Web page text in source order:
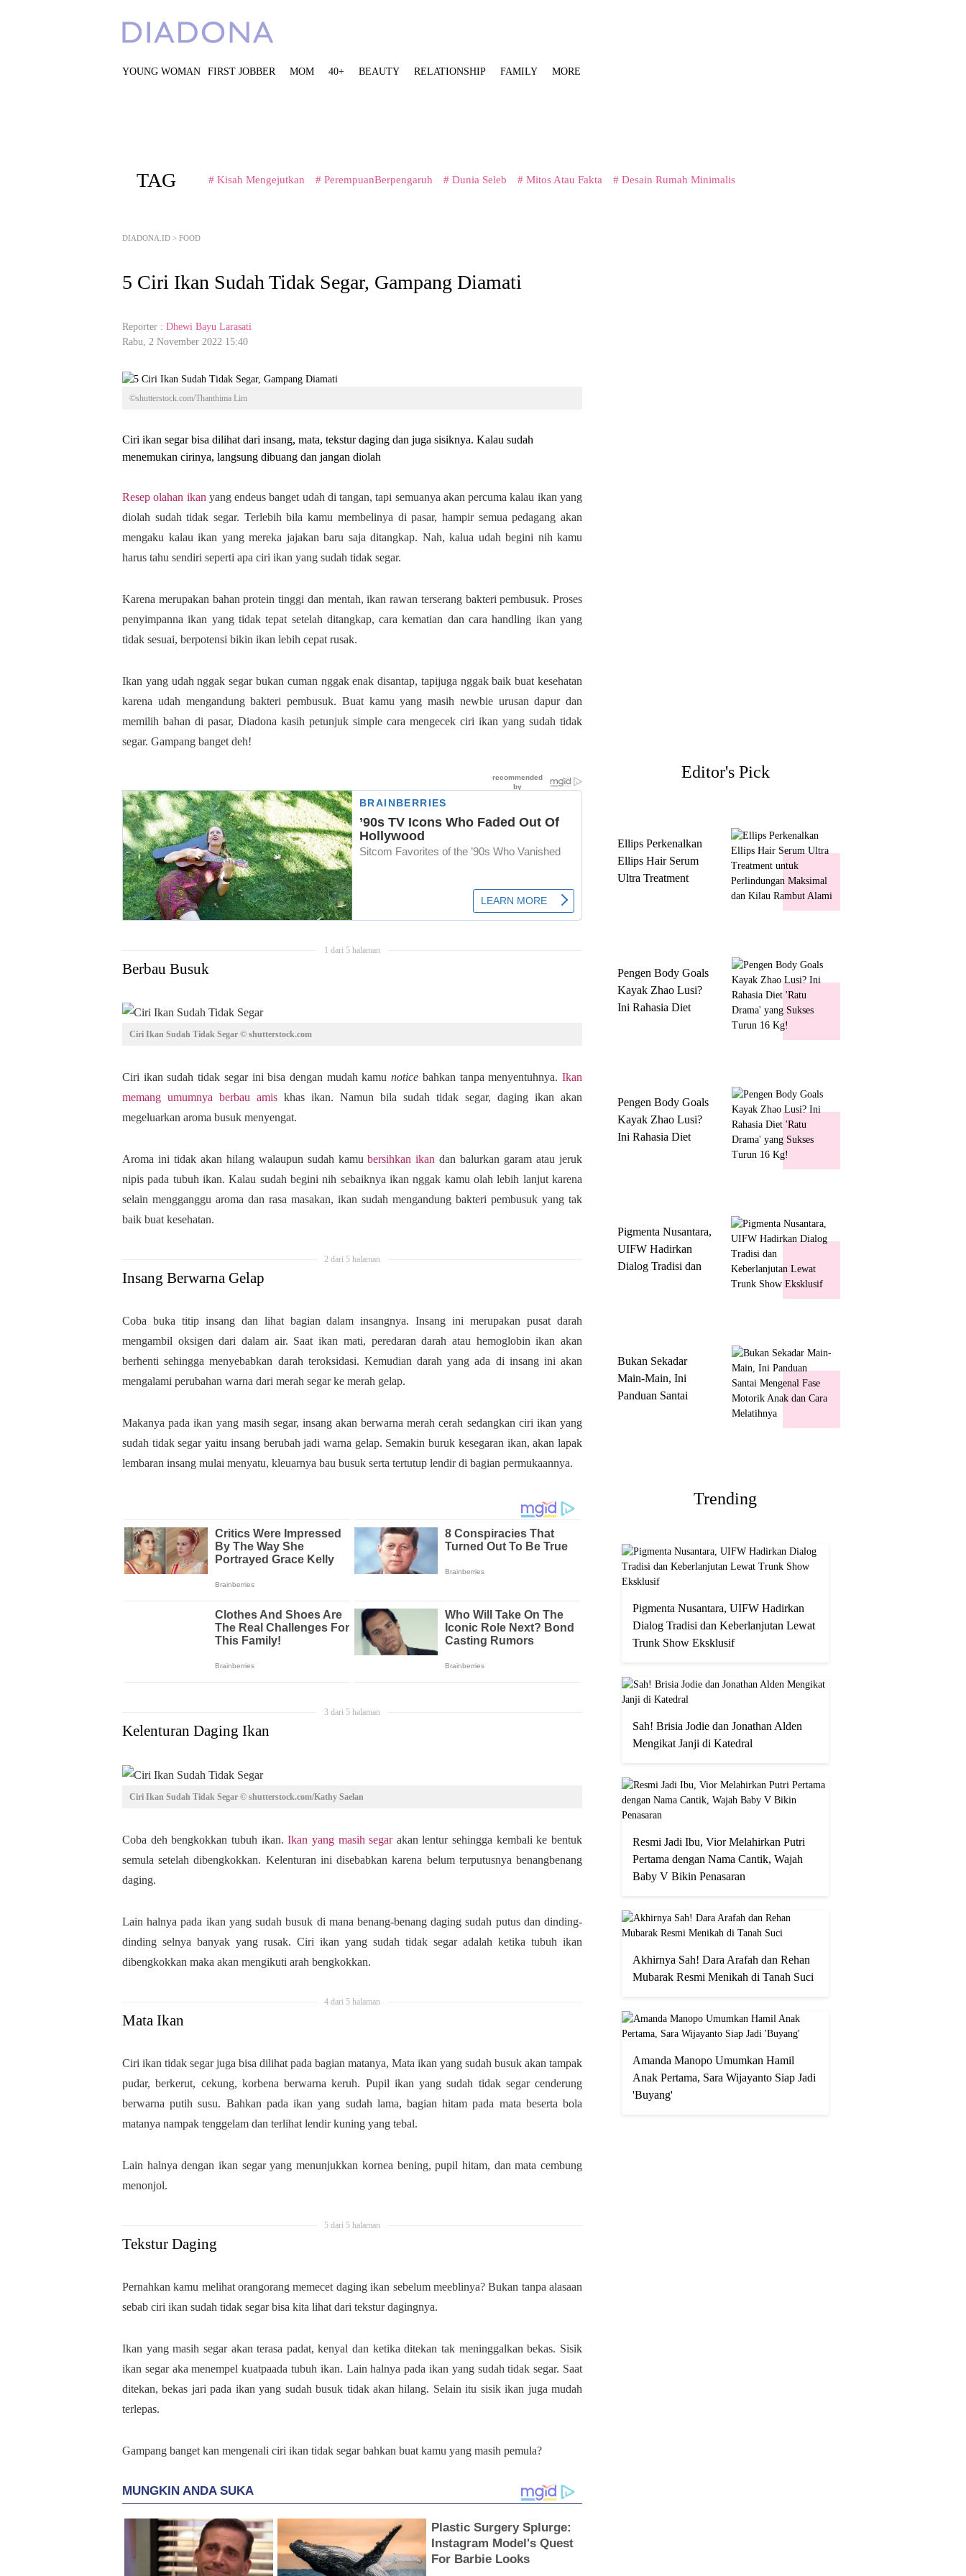
YOUNG WOMAN FIRST JOBBER MOM 40+ BEAUTY RELATIONSHIP FAMILY MORE
TAG # Kisah Mengejutkan # PerempuanBerpengaruh # Dunia Seleb # Mitos Atau Fakta # Desain Rumah Minimalis
DIADONA.ID > FOOD
5 Ciri Ikan Sudah Tidak Segar, Gampang Diamati
Reporter : Dhewi Bayu Larasati
Rabu, 2 November 2022 15:40
©shutterstock.com/Thanthima Lim
Ciri ikan segar bisa dilihat dari insang, mata, tekstur daging dan juga sisiknya. Kalau sudah
menemukan cirinya, langsung dibuang dan jangan diolah
Resep olahan ikan yang endeus banget udah di tangan, tapi semuanya akan percuma kalau ikan yang
diolah sudah tidak segar. Terlebih bila kamu membelinya di pasar, hampir semua pedagang akan
mengaku kalau ikan yang mereka jajakan baru saja ditangkap. Nah, kalua udah begini nih kamu
harus tahu sendiri seperti apa ciri ikan yang sudah tidak segar.
Karena merupakan bahan protein tinggi dan mentah, ikan rawan terserang bakteri pembusuk. Proses
penyimpanna ikan yang tidak tepat setelah ditangkap, cara kematian dan cara handling ikan yang
tidak sesuai, berpotensi bikin ikan lebih cepat rusak.
Ikan yang udah nggak segar bukan cuman nggak enak disantap, tapijuga nggak baik buat kesehatan
karena udah mengandung bakteri pembusuk. Buat kamu yang masih newbie urusan dapur dan
memilih bahan di pasar, Diadona kasih petunjuk simple cara mengecek ciri ikan yang sudah tidak
segar. Gampang banget deh!
1 dari 5 halaman
Berbau Busuk
Ciri Ikan Sudah Tidak Segar © shutterstock.com
Ciri ikan sudah tidak segar ini bisa dengan mudah kamunotice bahkan tanpa menyentuhnya.Ikan
memang umumnya berbau amis khas ikan. Namun bila sudah tidak segar, daging ikan akan
megeluarkan aroma busuk menyengat.
Aroma ini tidak akan hilang walaupun sudah kamubersihkan ikan dan balurkan garam atau jeruk
nipis pada tubuh ikan. Kalau sudah begini nih sebaiknya ikan nggak kamu olah lebih lanjut karena
selain mengganggu aroma dan rasa masakan, ikan sudah mengandung bakteri pembusuk yang tak
baik buat kesehatan.
2 dari 5 halaman
Insang Berwarna Gelap
Coba buka titip insang dan lihat bagian dalam insangnya. Insang ini merupakan pusat darah
mengambil oksigen dari dalam air. Saat ikan mati, peredaran darah atau hemoglobin ikan akan
berhenti sehingga menyebabkan darah teroksidasi. Kemudian darah yang ada di insang ini akan
mengalami perubahan warna dari merah segar ke merah gelap.
Makanya pada ikan yang masih segar, insang akan berwarna merah cerah sedangkan ciri ikan yang
sudah tidak segar yaitu insang berubah jadi warna gelap. Semakin buruk kesegaran ikan, akan lapak
lembaran insang mulai menyatu, kleuarnya bau busuk serta tertutup lendir di bagian permukaannya.
3 dari 5 halaman
Kelenturan Daging Ikan
Ciri Ikan Sudah Tidak Segar © shutterstock.com/Kathy Saelan
Coba deh bengkokkan tubuh ikan.Ikan yang masih segar akan lentur sehingga kembali ke bentuk
semula setelah dibengkokkan. Kelenturan ini disebabkan karena belum terputusnya benangbenang
daging.
Lain halnya pada ikan yang sudah busuk di mana benang-benang daging sudah putus dan dinding-
dinding selnya banyak yang rusak. Ciri ikan yang sudah tidak segar adalah ketika tubuh ikan
dibengkokkan maka akan mengikuti arah bengkokkan.
4 dari 5 halaman
Mata Ikan
Ciri ikan tidak segar juga bisa dilihat pada bagian matanya, Mata ikan yang sudah busuk akan tampak
pudar, berkerut, cekung, korbena berwarna keruh. Pupil ikan yang sudah tidak segar cenderung
berwarna putih susu. Bahkan pada ikan yang sudah lama, bagian hitam pada mata beserta bola
matanya nampak tenggelam dan terlihat lendir kuning yang tebal.
Lain halnya dengan ikan segar yang menunjukkan kornea bening, pupil hitam, dan mata cembung
menonjol.
5 dari 5 halaman
Tekstur Daging
Pernahkan kamu melihat orangorang memecet daging ikan sebelum meeblinya? Bukan tanpa alasaan
sebab ciri ikan sudah tidak segar bisa kita lihat dari tekstur dagingnya.
Ikan yang masih segar akan terasa padat, kenyal dan ketika ditekan tak meninggalkan bekas. Sisik
ikan segar aka menempel kuatpaada tubuh ikan. Lain halnya pada ikan yang sudah tidak segar. Saat
ditekan, bekas jari pada ikan yang sudah busuk tidak akan hilang. Selain itu sisik ikan juga mudah
terlepas.
Gampang banget kan mengenali ciri ikan tidak segar bahkan buat kamu yang masih pemula?
Editor's Pick
Ellips Perkenalkan
Ellips Hair Serum
Ultra Treatment
Pengen Body Goals
Kayak Zhao Lusi?
Ini Rahasia Diet
Pengen Body Goals
Kayak Zhao Lusi?
Ini Rahasia Diet
Pigmenta Nusantara,
UIFW Hadirkan
Dialog Tradisi dan
Bukan Sekadar
Main-Main, Ini
Panduan Santai
Trending
Pigmenta Nusantara, UIFW Hadirkan
Dialog Tradisi dan Keberlanjutan Lewat
Trunk Show Eksklusif
Sah! Brisia Jodie dan Jonathan Alden
Mengikat Janji di Katedral
Resmi Jadi Ibu, Vior Melahirkan Putri
Pertama dengan Nama Cantik, Wajah
Baby V Bikin Penasaran
Akhirnya Sah! Dara Arafah dan Rehan
Mubarak Resmi Menikah di Tanah Suci
Amanda Manopo Umumkan Hamil
Anak Pertama, Sara Wijayanto Siap Jadi
'Buyang'